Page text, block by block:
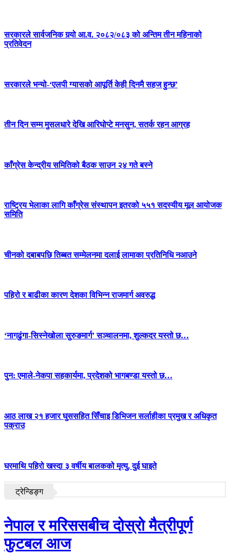
सरकारले सार्वजनिक गर्‍यो आ.व. २०८२/०८३ को अन्तिम तीन महिनाको
प्रतिवेदन
सरकारले भन्यो-‘एलपी ग्यासको आपूर्ति केही दिनमै सहज हुन्छ’
तीन दिन सम्म मुसलधारे देखि आरिघोप्टे मनसुन, सतर्क रहन आग्रह
काँग्रेस केन्द्रीय समितिको बैठक साउन २४ गते बस्ने
राष्ट्रिय भेलाका लागि काँग्रेस संस्थापन इतरको ५५१ सदस्यीय मूल आयोजक
समिति
चीनको दबाबपछि तिब्बत सम्मेलनमा दलाई लामाका प्रतिनिधि नआउने
पहिरो र बाढीका कारण देशका विभिन्न राजमार्ग अवरुद्ध
‘नागढुंगा-सिस्नेखोला सुरुङमार्ग’ सञ्चालनमा, शुल्कदर यस्तो छ…
पुन: एमाले-नेकपा सहकार्यमा, प्रदेशको भागबण्डा यस्तो छ…
आठ लाख २१ हजार घुससहित सिँचाइ डिभिजन सर्लाहीका प्रमुख र अधिकृत
पक्राउ
घरमाथि पहिरो खस्दा ३ वर्षीय बालकको मृत्यु, दुई घाइते
ट्रेन्डिङ्ग
नेपाल र मरिससबीच दोस्रो मैत्रीपूर्ण
फुटबल आज